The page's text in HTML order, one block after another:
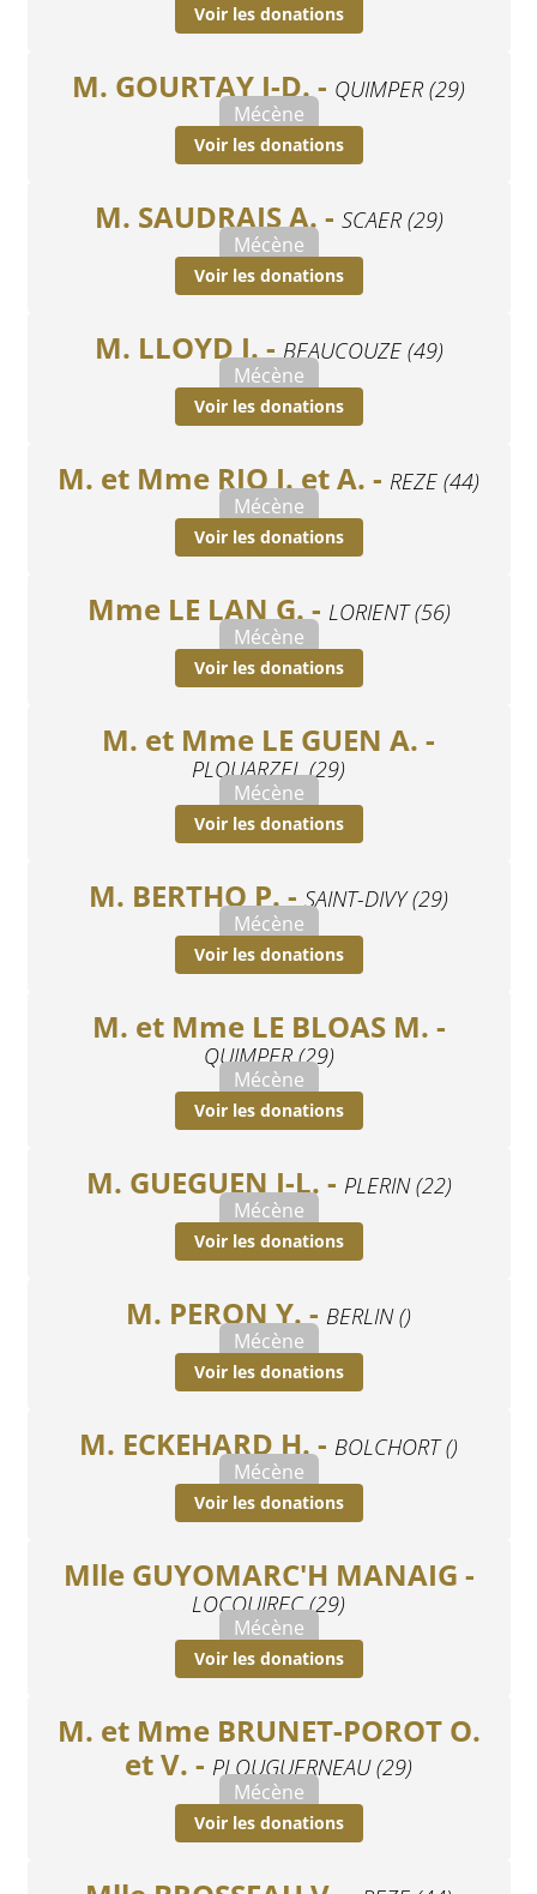
Voir les donations
M. GOURTAY J-D. - QUIMPER (29)
Mécène
Voir les donations
M. SAUDRAIS A. - SCAER (29)
Mécène
Voir les donations
M. LLOYD J. - BEAUCOUZE (49)
Mécène
Voir les donations
M. et Mme RIO J. et A. - REZE (44)
Mécène
Voir les donations
Mme LE LAN G. - LORIENT (56)
Mécène
Voir les donations
M. et Mme LE GUEN A. -
PLOUARZEL (29)
Mécène
Voir les donations
M. BERTHO P. - SAINT-DIVY (29)
Mécène
Voir les donations
M. et Mme LE BLOAS M. -
QUIMPER (29)
Mécène
Voir les donations
M. GUEGUEN J-L. - PLERIN (22)
Mécène
Voir les donations
M. PERON Y. - BERLIN ()
Mécène
Voir les donations
M. ECKEHARD H. - BOLCHORT ()
Mécène
Voir les donations
Mlle GUYOMARC'H MANAIG -
LOCQUIREC (29)
Mécène
Voir les donations
M. et Mme BRUNET-POROT O.
et V. - PLOUGUERNEAU (29)
Mécène
Voir les donations